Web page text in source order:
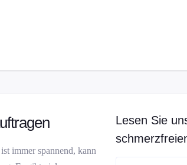
immer spannend, kann
Lesen Sie